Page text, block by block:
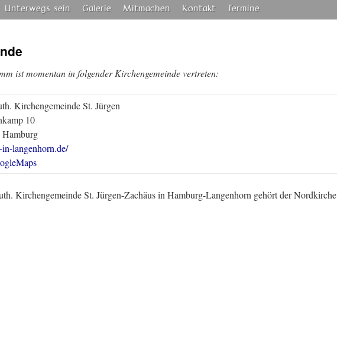
Unterwegs sein Galerie Mitmachen Kontakt Termine
ist momentan in folgender Kirchengemeinde vertreten:
Kirchengemeinde St. Jürgen
10
Hamburg
langenhorn.de/
Kirchengemeinde St. Jürgen-Zachäus in Hamburg-Langenhorn gehört der Nordkirche